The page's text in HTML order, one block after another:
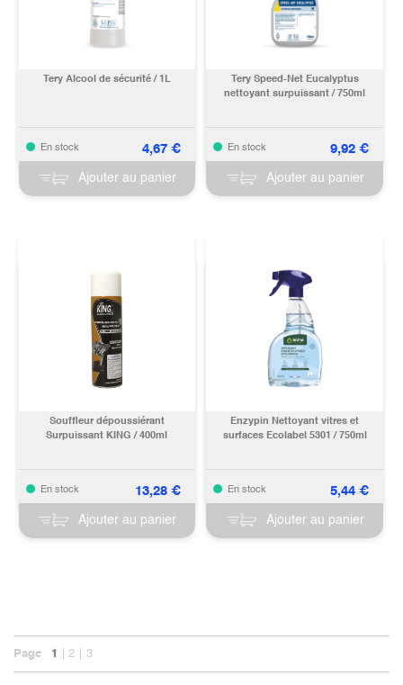
Tery Alcool de sécurité / 1L
En stock 4,67€
Ajouter au panier
Tery Speed-Net Eucalyptus
nettoyant surpuissant / 750ml
En stock 9,92€
Ajouter au panier
Souffleur dépoussiérant
Surpuissant KING / 400ml
En stock 13,28€
Ajouter au panier
Enzypin Nettoyant vitres et
surfaces Ecolabel 5301 / 750ml
En stock 5,44€
Ajouter au panier
Page 1 2 3